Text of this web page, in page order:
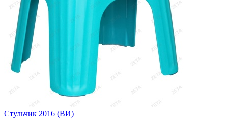
Стульчик 2016 (ВИ)